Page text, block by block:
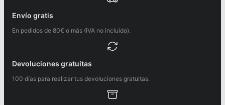
Envío gratis
En pedidos de 80€ o más (IVA no incluido).
Devoluciones gratuitas
100 días para realizar tus devoluciones gratuitas.